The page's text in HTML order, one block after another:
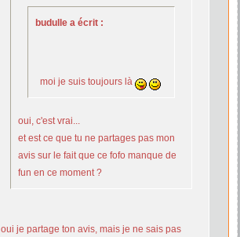
budulle a écrit :
moi je suis toujours là
oui, c'est vrai...
et est ce que tu ne partages pas mon
avis sur le fait que ce fofo manque de
fun en ce moment ?
oui je partage ton avis, mais je ne sais pas